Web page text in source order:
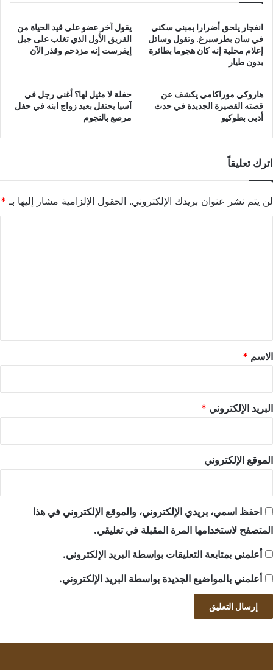
انفجار يلحق أضرارا بمبنى سكني
في سان بطرسبرغ. وتقول وسائل
إعلام محلية إنه كان هجوما بطائرة
بدون طيار
يقول آخر عضو على قيد الحياة من
الفريق الأول الذي تغلب على جبل
إيفرست إنه مزدحم وقذر الآن
هاروكي موراكامي يكشف عن
قصته القصيرة الجديدة في حدث
أدبي بطوكيو
حفلة لا مثيل لها؟ أغنى رجل في
آسيا يحتفل بعيد زواج ابنه في حفل
مرصع بالنجوم
اترك تعليقاً
لن يتم نشر عنوان بريدك الإلكتروني. الحقول الإلزامية مشار إليها بـ *
*
الاسم *
البريد الإلكتروني *
الموقع الإلكتروني
احفظ اسمي، بريدي الإلكتروني، والموقع الإلكتروني في هذا
المتصفح لاستخدامها المرة المقبلة في تعليقي.
أعلمني بمتابعة التعليقات بواسطة البريد الإلكتروني.
أعلمني بالمواضيع الجديدة بواسطة البريد الإلكتروني.